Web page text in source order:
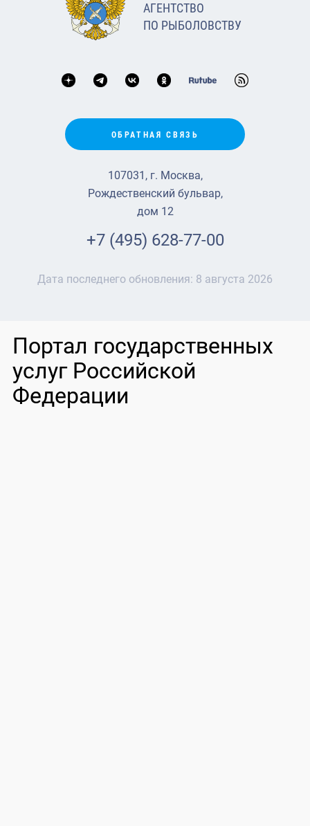
АГЕНТСТВО
ПО РЫБОЛОВСТВУ
ОБРАТНАЯ СВЯЗЬ
107031, г. Москва,
Рождественский бульвар,
дом 12
+7 (495) 628-77-00
Дата последнего обновления: 8 августа 2026
Портал государственных
услуг Российской
Федерации